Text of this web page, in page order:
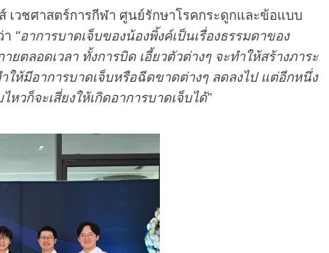
วชศาสตร์การกีฬา ศูนย์รักษาโรคกระดูกและข้อแบบ
า "อาการบาดเจ็บของน้องพิ้งค์เป็นเรื่องธรรมดาของ
ตลอดเวลา ทั้งการบิด เอี้ยวตัวต่างๆ จะทำให้สร้างภาระ
ให้มีอาการบาดเจ็บหรือฉีดขาดต่างๆ ลดลงไป แต่อีกหนึ่ง
วก็จะเสี่ยงให้เกิดอาการบาดเจ็บได้”